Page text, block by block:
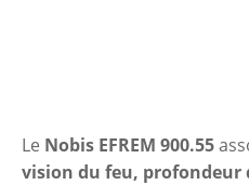
Le Nobis EFREM 900.55
vision du feu,